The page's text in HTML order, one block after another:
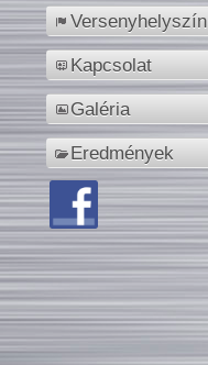
Versenyhelyszín
Kapcsolat
Galéria
Eredmények